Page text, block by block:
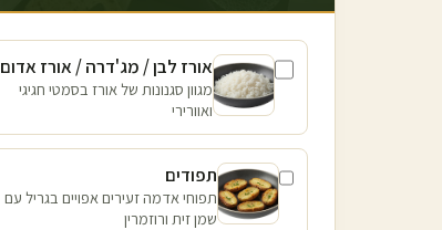
אורז לבן / מג'דרה / אורז אדום
מגוון סגנונות של אורז בסמטי חגיגי
ואוורירי
תפודים
תפוחי אדמה זעירים אפויים בגריל עם
שמן זית ורוזמרין